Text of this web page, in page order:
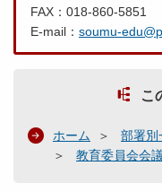
FAX：018-860-5851
E-mail： soumu-
こ
ホーム 部署別
教育委員会会議